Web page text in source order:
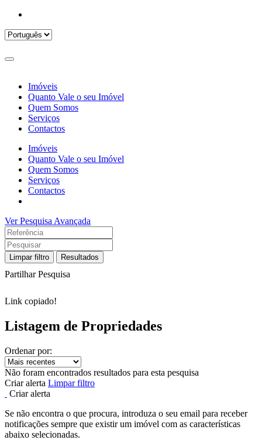
Imóveis
Quanto Vale o seu Imóvel
Quem Somos
Serviços
Contactos
Imóveis
Quanto Vale o seu Imóvel
Quem Somos
Serviços
Contactos
Ver Pesquisa Avançada
Limpar filtro Resultados
Partilhar Pesquisa
Link copiado!
Listagem de Propriedades
Ordenar por:
Não foram encontrados resultados para esta pesquisa
Criar alerta Limpar filtro
Criar alerta
Se não encontra o que procura, introduza o seu email para receber
notificações sempre que existir um imóvel com as características
abaixo selecionadas.